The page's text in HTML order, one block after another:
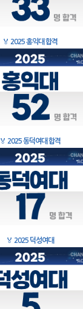
🏅 2025 홍익대 합격
🏅 2025 동덕여대 합격
🏅 2025 덕성여대